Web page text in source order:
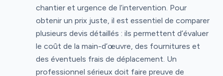
chantier et urgence de l’intervention. Pour
obtenir un prix juste, il est essentiel de comparer
plusieurs devis détaillés : ils permettent d’évaluer
le coût de la main-d’œuvre, des fournitures et
des éventuels frais de déplacement. Un
professionnel sérieux doit faire preuve de